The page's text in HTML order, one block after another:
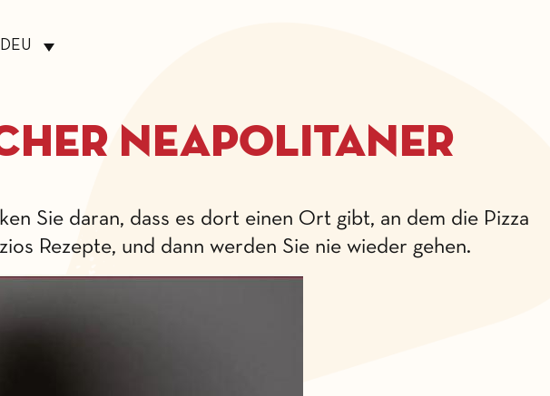
DEU
Neapolitaner
Sie daran, dass es dort einen Ort gibt, an dem die Pizza
Rezepte, und dann werden Sie nie wieder gehen.